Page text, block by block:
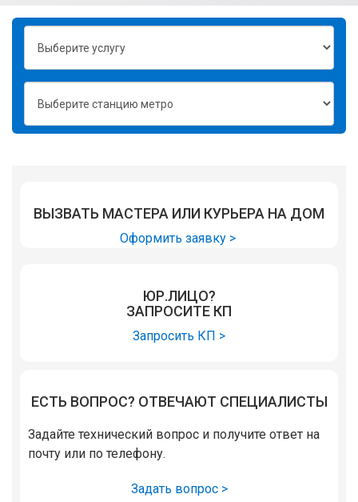
ВЫЗВАТЬ МАСТЕРА ИЛИ КУРЬЕРА НА ДОМ
Оформить заявку >
ЮР.ЛИЦО?
ЗАПРОСИТЕ КП
Запросить КП >
ЕСТЬ ВОПРОС? ОТВЕЧАЮТ СПЕЦИАЛИСТЫ
Задайте технический вопрос и получите ответ на
почту или по телефону.
Задать вопрос >